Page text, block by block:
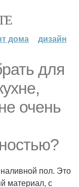
дома дизайн
для
очень
пол. Это
материал, с